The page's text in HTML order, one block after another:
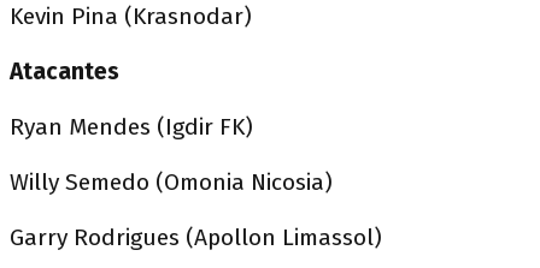
Kevin Pina (Krasnodar)
Atacantes
Ryan Mendes (Igdir FK)
Willy Semedo (Omonia Nicosia)
Garry Rodrigues (Apollon Limassol)